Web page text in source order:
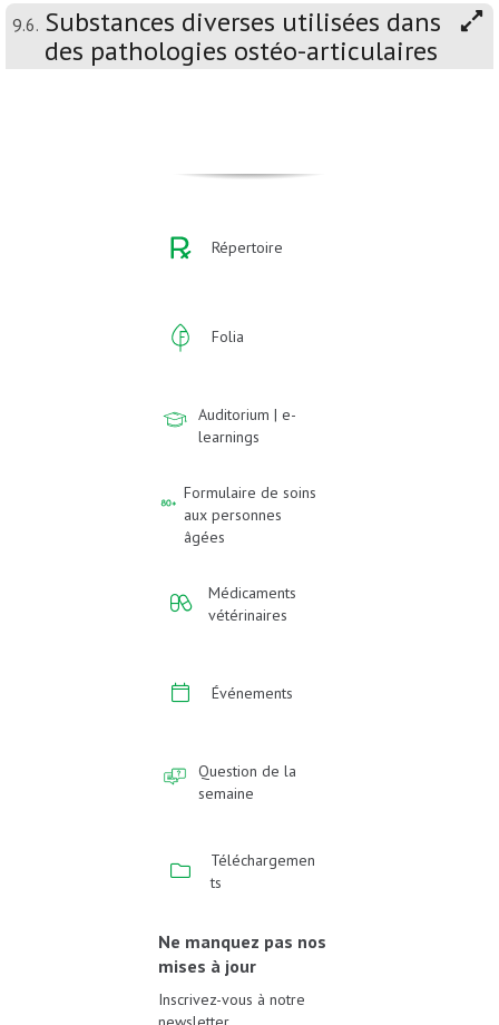
9.6. Substances diverses utilisées dans
des pathologies ostéo-articulaires
Répertoire
Folia
Auditorium | e-
learnings
Formulaire de soins
aux personnes
âgées
Médicaments
vétérinaires
Événements
Question de la
semaine
Téléchargemen
ts
Ne manquez pas nos
mises à jour
Inscrivez-vous à notre